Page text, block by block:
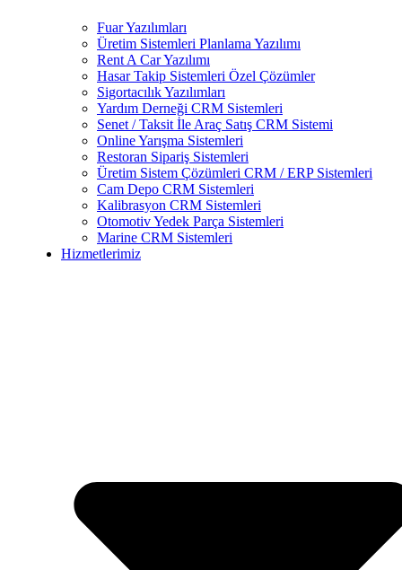
Fuar Yazılımları
Üretim Sistemleri Planlama Yazılımı
Rent A Car Yazılımı
Hasar Takip Sistemleri Özel Çözümler
Sigortacılık Yazılımları
Yardım Derneği CRM Sistemleri
Senet / Taksit İle Araç Satış CRM Sistemi
Online Yarışma Sistemleri
Restoran Sipariş Sistemleri
Üretim Sistem Çözümleri CRM / ERP Sistemleri
Cam Depo CRM Sistemleri
Kalibrasyon CRM Sistemleri
Otomotiv Yedek Parça Sistemleri
Marine CRM Sistemleri
Hizmetlerimiz